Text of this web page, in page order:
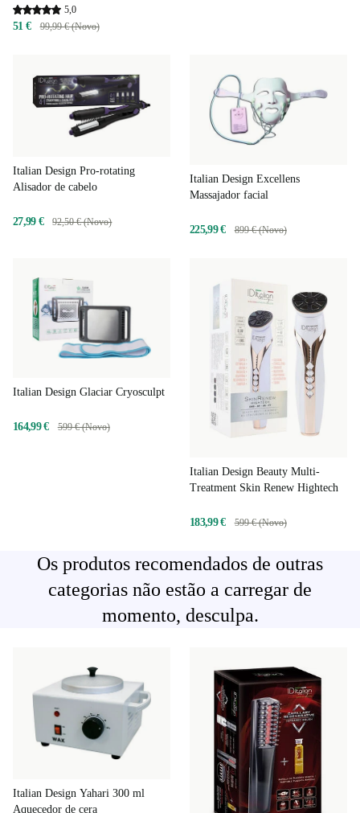
seco e a húmido
5,0
51 € 99,99 € (Novo)
Italian Design Pro-rotating
Alisador de cabelo
27,99 € 92,50 € (Novo)
Italian Design Excellens
Massajador facial
225,99 € 899 € (Novo)
Italian Design Glaciar Cryosculpt
164,99 € 599 € (Novo)
Italian Design Beauty Multi-
Treatment Skin Renew Hightech
183,99 € 599 € (Novo)
Os produtos recomendados de outras
categorias não estão a carregar de
momento, desculpa.
Italian Design Yahari 300 ml
Aquecedor de cera